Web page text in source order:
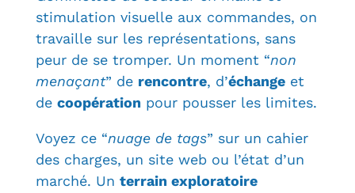
stimulation visuelle aux commandes, on
travaille sur les représentations, sans
peur de se tromper. Un moment “non
menaçant” de rencontre, d’échangeet
de coopérationpour pousser les limites.
Voyez ce “nuage de tags” sur un cahier
des charges, un site web ou l’état d’un
marché. Un terrain exploratoire